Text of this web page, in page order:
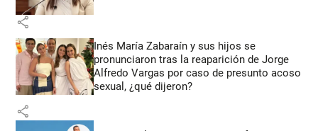
share
Inés María Zabaraín y sus hijos se
pronunciaron tras la reaparición de Jorge
Alfredo Vargas por caso de presunto acoso
sexual, ¿qué dijeron?
share